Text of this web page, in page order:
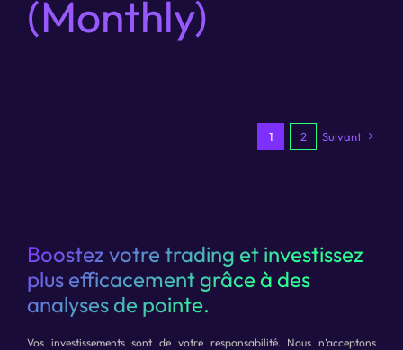
(Monthly)
1 2 Suivant
Boostez votre trading et investissez
plus efficacement grâce à des
analyses de pointe.
Vos investissements sont de votre responsabilité. Nous n’acceptons